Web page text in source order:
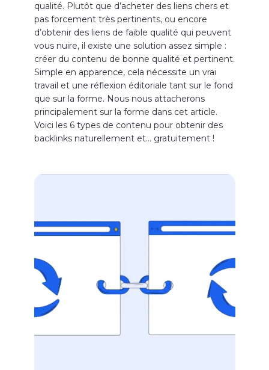
qualité. Plutôt que d’acheter des liens chers et
pas forcement très pertinents, ou encore
d’obtenir des liens de faible qualité qui peuvent
vous nuire, il existe une solution assez simple :
créer du contenu de bonne qualité et pertinent.
Simple en apparence, cela nécessite un vrai
travail et une réflexion éditoriale tant sur le fond
que sur la forme. Nous nous attacherons
principalement sur la forme dans cet article.
Voici les 6 types de contenu pour obtenir des
backlinks naturellement et… gratuitement !